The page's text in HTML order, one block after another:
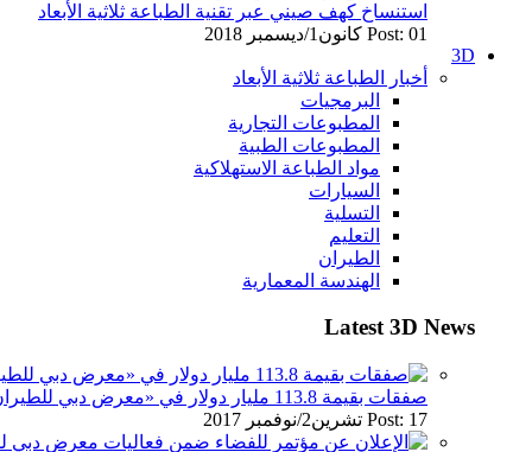
استنساخ كهف صيني عبر تقنية الطباعة ثلاثية الأبعاد
Post: 01 كانون1/ديسمبر 2018
3D
أخبار الطباعة ثلاثية الأبعاد
البرمجيات
المطبوعات التجارية
المطبوعات الطبية
مواد الطباعة الاستهلاكية
السيارات
التسلية
التعليم
الطيران
الهندسة المعمارية
Latest 3D News
صفقات بقيمة 113.8 مليار دولار في «معرض دبي للطيران» 2017
Post: 17 تشرين2/نوفمبر 2017